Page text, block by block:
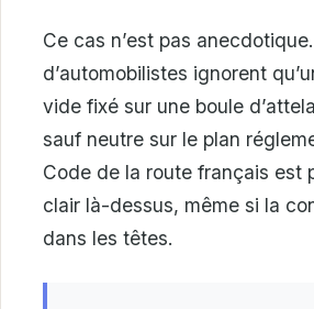
Ce cas n’est pas
d’automobilistes ignorent
vide fixé sur une boule
sauf neutre sur le plan
Code de la route français est
clair là-dessus, même si la
dans les têtes.